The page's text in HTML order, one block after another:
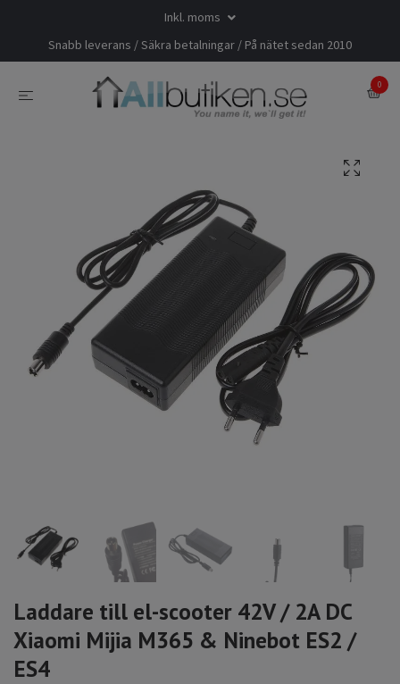
Inkl. moms
Snabb leverans / Säkra betalningar / På nätet sedan 2010
0
Laddare till el-scooter 42V / 2A DC
Xiaomi Mijia M365 & Ninebot ES2 /
ES4